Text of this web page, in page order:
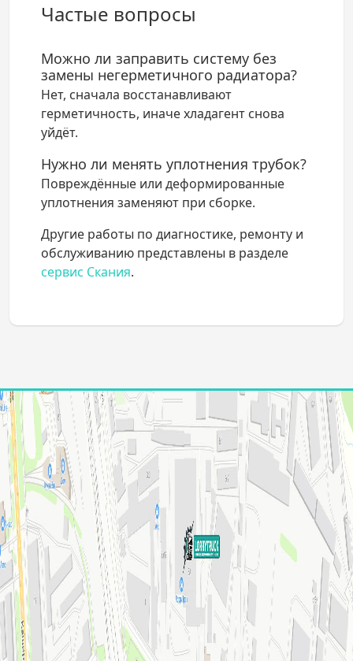
Частые вопросы
Можно ли заправить систему без
замены негерметичного радиатора?
Нет, сначала восстанавливают
герметичность, иначе хладагент снова
уйдёт.
Нужно ли менять уплотнения трубок?
Повреждённые или деформированные
уплотнения заменяют при сборке.
Другие работы по диагностике, ремонту и
обслуживанию представлены в разделе
сервис Скания.